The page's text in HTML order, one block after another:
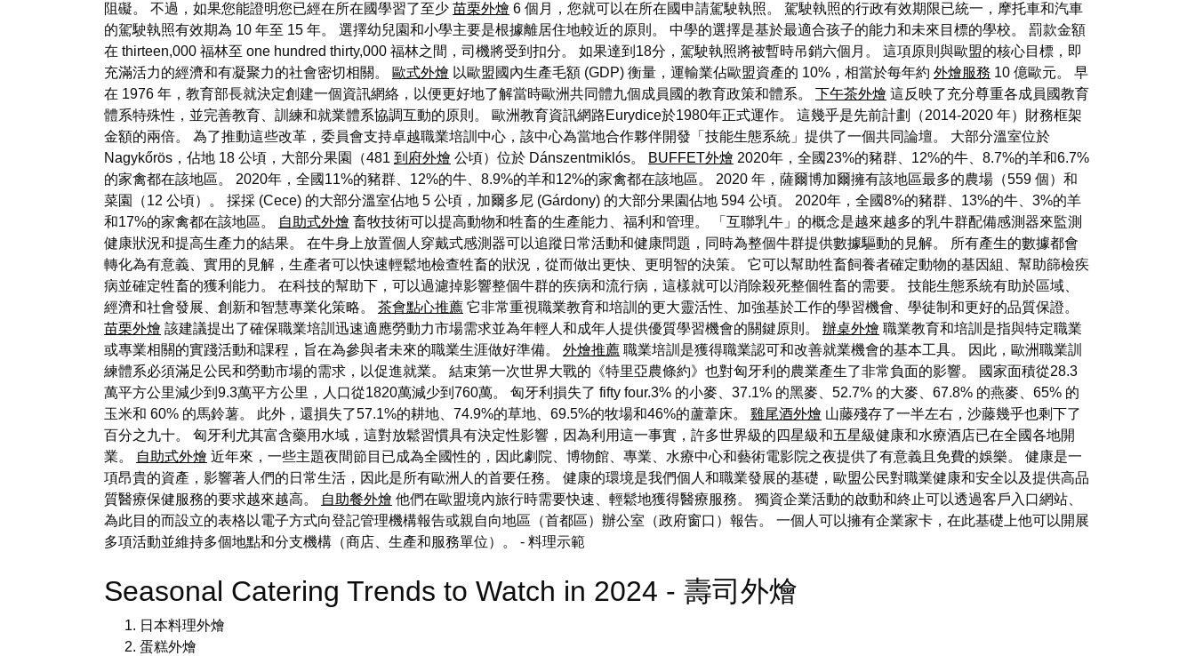
阻礙。 不過，如果您能證明您已經在所在國學習了至少 苗栗外燴 6 個月，您就可以在所在國申請駕駛執照。 駕駛執照的行政有效期限已統一，摩托車和汽車
的駕駛執照有效期為 10 年至 15 年。 選擇幼兒園和小學主要是根據離居住地較近的原則。 中學的選擇是基於最適合孩子的能力和未來目標的學校。 罰款金額
在 thirteen,000 福林至 one hundred thirty,000 福林之間，司機將受到扣分。 如果達到18分，駕駛執照將被暫時吊銷六個月。 這項原則與歐盟的核心目標，即
充滿活力的經濟和有凝聚力的社會密切相關。 歐式外燴 以歐盟國內生產毛額 (GDP) 衡量，運輸業佔歐盟資產的 10%，相當於每年約 外燴服務 10 億歐元。 早
在 1976 年，教育部長就決定創建一個資訊網絡，以便更好地了解當時歐洲共同體九個成員國的教育政策和體系。
下午茶外燴 這反映了充分尊重各成員國教育
體系特殊性，並完善教育、訓練和就業體系協調互動的原則。 歐洲教育資訊網路Eurydice於1980年正式運作。 這幾乎是先前計劃（2014-2020 年）財務框架
金額的兩倍。 為了推動這些改革，委員會支持卓越職業培訓中心，該中心為當地合作夥伴開發「技能生態系統」提供了一個共同論壇。 大部分溫室位於
Nagykőrös，佔地 18 公頃，大部分果園（481 到府外燴 公頃）位於 Dánszentmiklós。 BUFFET外燴 2020年，全國23%的豬群、12%的牛、8.7%的羊和6.7%
的家禽都在該地區。 2020年，全國11%的豬群、12%的牛、8.9%的羊和12%的家禽都在該地區。 2020 年，薩爾博加爾擁有該地區最多的農場（559 個）和
菜園（12 公頃）。 採採 (Cece) 的大部分溫室佔地 5 公頃，加爾多尼 (Gárdony) 的大部分果園佔地 594 公頃。 2020年，全國8%的豬群、13%的牛、3%的羊
和17%的家禽都在該地區。
自助式外燴 畜牧技術可以提高動物和牲畜的生產能力、福利和管理。 「互聯乳牛」的概念是越來越多的乳牛群配備感測器來監測
健康狀況和提高生產力的結果。 在牛身上放置個人穿戴式感測器可以追蹤日常活動和健康問題，同時為整個牛群提供數據驅動的見解。 所有產生的數據都會
轉化為有意義、實用的見解，生產者可以快速輕鬆地檢查牲畜的狀況，從而做出更快、更明智的決策。 它可以幫助牲畜飼養者確定動物的基因組、幫助篩檢疾
病並確定牲畜的獲利能力。 在科技的幫助下，可以過濾掉影響整個牛群的疾病和流行病，這樣就可以消除殺死整個牲畜的需要。 技能生態系統有助於區域、
經濟和社會發展、創新和智慧專業化策略。 茶會點心推薦 它非常重視職業教育和培訓的更大靈活性、加強基於工作的學習機會、學徒制和更好的品質保證。
苗栗外燴 該建議提出了確保職業培訓迅速適應勞動力市場需求並為年輕人和成年人提供優質學習機會的關鍵原則。 辦桌外燴 職業教育和培訓是指與特定職業
或專業相關的實踐活動和課程，旨在為參與者未來的職業生涯做好準備。 外燴推薦 職業培訓是獲得職業認可和改善就業機會的基本工具。 因此，歐洲職業訓
練體系必須滿足公民和勞動市場的需求，以促進就業。 結束第一次世界大戰的《特里亞農條約》也對匈牙利的農業產生了非常負面的影響。 國家面積從28.3
萬平方公里減少到9.3萬平方公里，人口從1820萬減少到760萬。 匈牙利損失了 fifty four.3% 的小麥、37.1% 的黑麥、52.7% 的大麥、67.8% 的燕麥、65% 的
玉米和 60% 的馬鈴薯。 此外，還損失了57.1%的耕地、74.9%的草地、69.5%的牧場和46%的蘆葦床。 雞尾酒外燴 山藤殘存了一半左右，沙藤幾乎也剩下了
百分之九十。 匈牙利尤其富含藥用水域，這對放鬆習慣具有決定性影響，因為利用這一事實，許多世界級的四星級和五星級健康和水療酒店已在全國各地開
業。
自助式外燴 近年來，一些主題夜間節目已成為全國性的，因此劇院、博物館、專業、水療中心和藝術電影院之夜提供了有意義且免費的娛樂。 健康是一
項昂貴的資產，影響著人們的日常生活，因此是所有歐洲人的首要任務。 健康的環境是我們個人和職業發展的基礎，歐盟公民對職業健康和安全以及提供高品
質醫療保健服務的要求越來越高。
自助餐外燴 他們在歐盟境內旅行時需要快速、輕鬆地獲得醫療服務。 獨資企業活動的啟動和終止可以透過客戶入口網站、
為此目的而設立的表格以電子方式向登記管理機構報告或親自向地區（首都區）辦公室（政府窗口）報告。 一個人可以擁有企業家卡，在此基礎上他可以開展
多項活動並維持多個地點和分支機構（商店、生產和服務單位）。 - 料理示範
Seasonal Catering Trends to Watch in 2024 - 壽司外燴
日本料理外燴
蛋糕外燴